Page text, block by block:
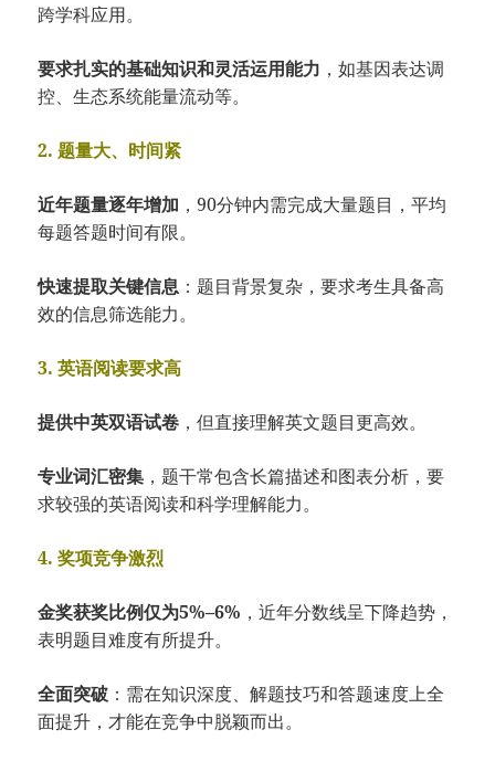
跨学科应用。
要求扎实的基础知识和灵活运用能力 ，如基因表达调
控、生态系统能量流动等。
2. 题量大、时间紧
近年题量逐年增加 ，90分钟内需完成大量题目，平均
每题答题时间有限。
快速提取关键信息 ：题目背景复杂，要求考生具备高
效的信息筛选能力。
3. 英语阅读要求高
提供中英双语试卷 ，但直接理解英文题目更高效。
专业词汇密集 ，题干常包含长篇描述和图表分析，要
求较强的英语阅读和科学理解能力。
4. 奖项竞争激烈
金奖获奖比例仅为5%–6% ，近年分数线呈下降趋势，
表明题目难度有所提升。
全面突破 ：需在知识深度、解题技巧和答题速度上全
面提升，才能在竞争中脱颖而出。